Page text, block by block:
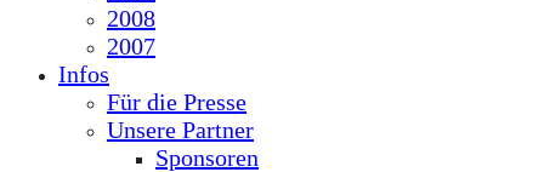
2008
2007
Infos
Für die Presse
Unsere Partner
Sponsoren